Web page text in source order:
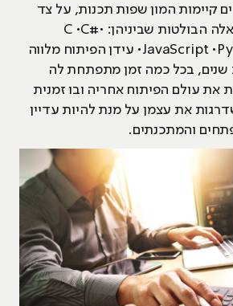
קיימות המון שפות תכנות, על צד
שרת ועל צד לקוח, אלה הבולטות שביניהן: •C •C#
•JavaScript •Python •PHP •Ruby עידן הפיתוח מלווה
שנים, בכל כמה זמן מתפתחת לה
עולם הפיתוח אחריה ובו זמנית
את עצמן על מנת להיות עדיין
והמתכנתים.